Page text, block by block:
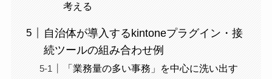
考える
自治体が導入するkintoneプラグイン・接
続ツールの組み合わせ例
「業務量の多い事務」を中心に洗い出す